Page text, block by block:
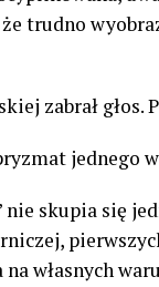
trudno
zabrał głos.
jednego
skupia się
własnych